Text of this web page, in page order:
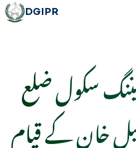
DGIPR
سکول ضلع
خان کے قیام